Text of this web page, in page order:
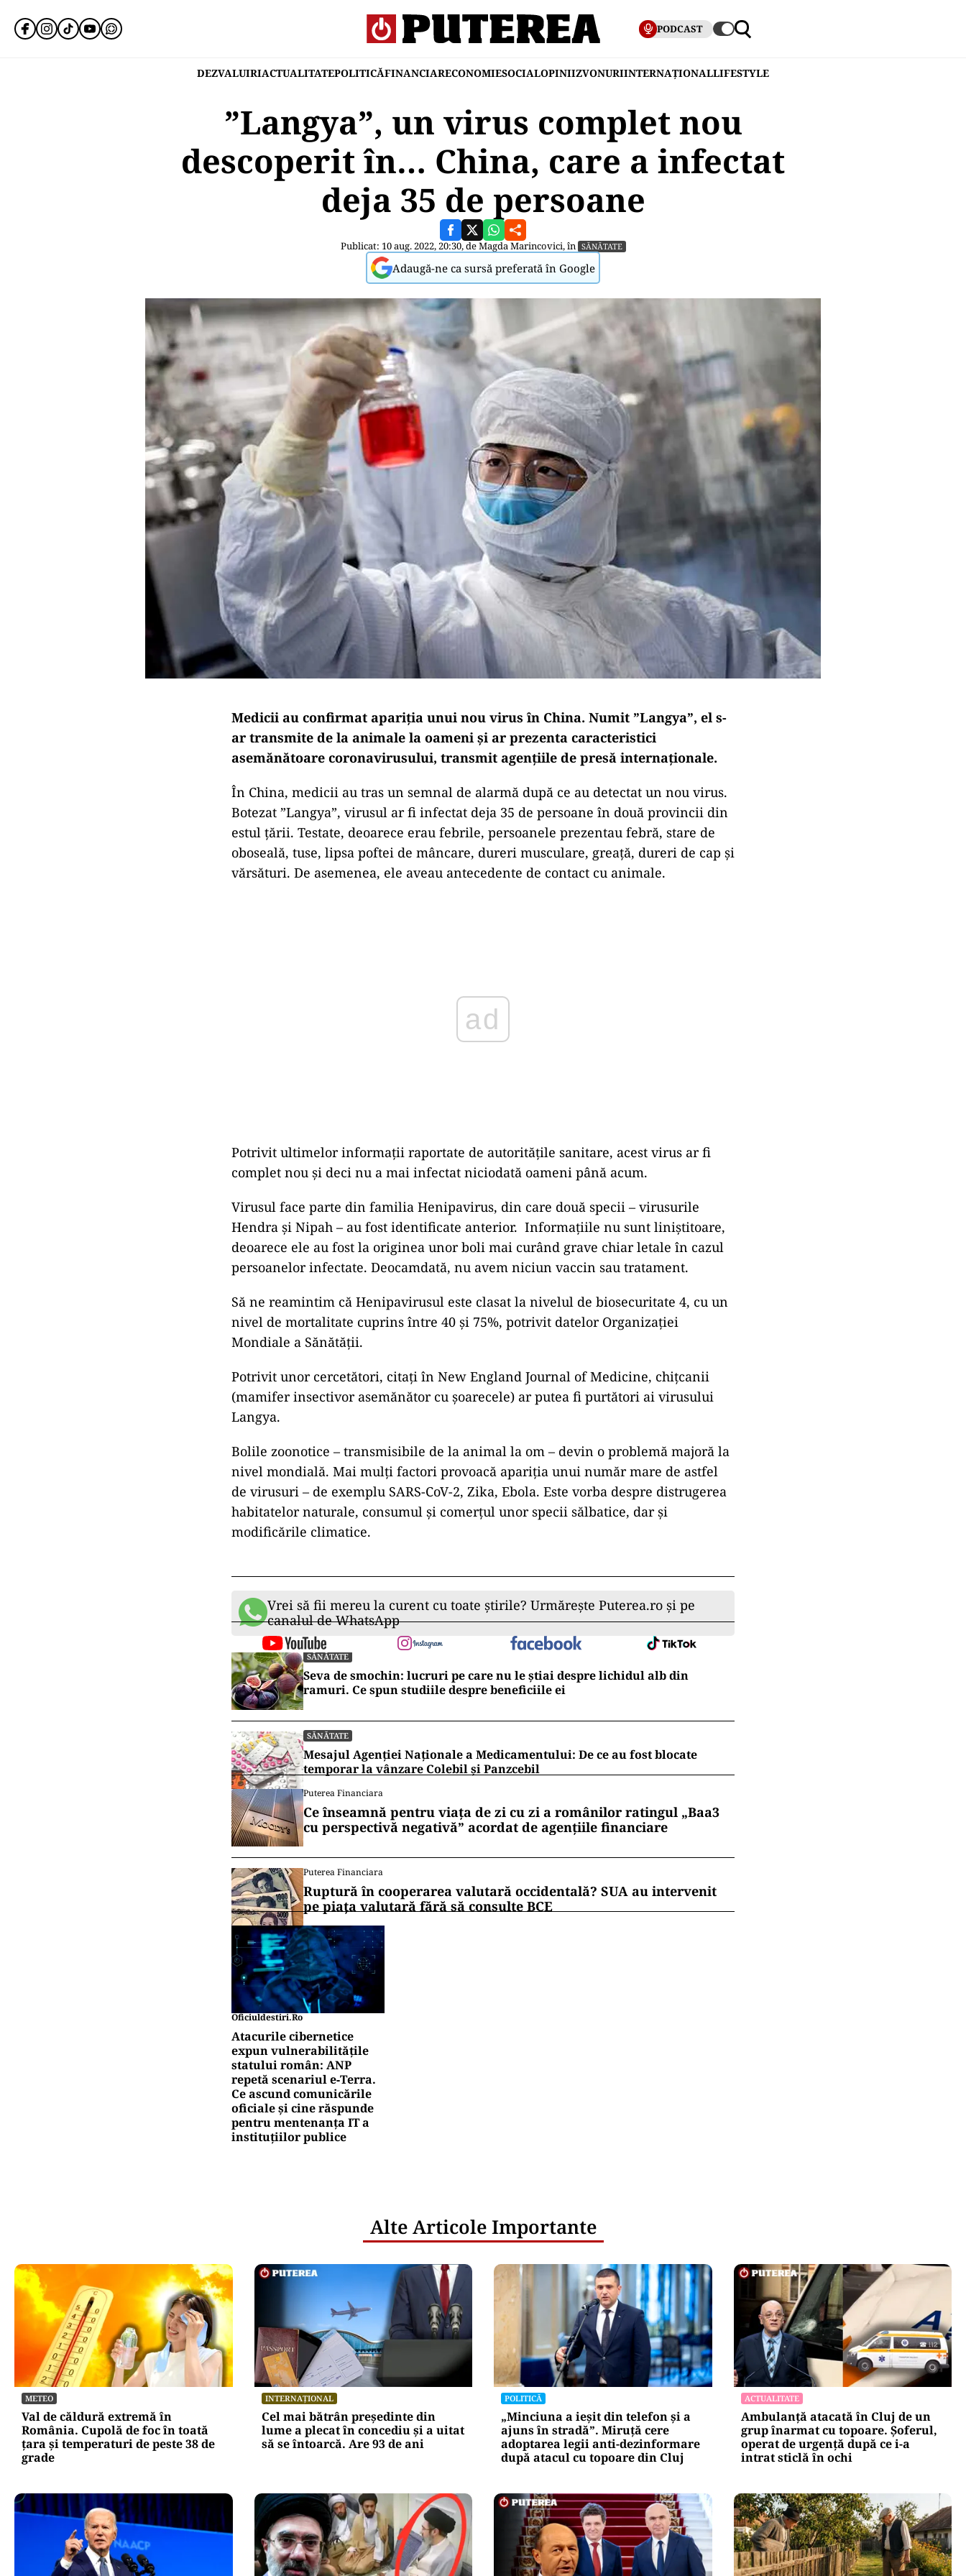
PODCAST
DEZVALUIRIACTUALITATEPOLITICĂFINANCIARECONOMIESOCIALOPINIIZVONURIINTERNAȚIONALLIFESTYLE
”Langya”, un virus complet nou
descoperit în… China, care a infectat
deja 35 de persoane
Publicat: 10 aug. 2022, 20:30, deMagda Marincovici, în SĂNĂTATE
Adaugă-ne ca sursă preferată în Google
Medicii au confirmat apariția unui nou virus în China. Numit ”Langya”, el s-
ar transmite de la animale la oameni și ar prezenta caracteristici
asemănătoare coronavirusului, transmit agențiile de presă internaționale.
În China, medicii au tras un semnal de alarmă după ce au detectat un nou virus.
Botezat ”Langya”, virusul ar fi infectat deja 35 de persoane în două provincii din
estul țării. Testate, deoarece erau febrile, persoanele prezentau febră, stare de
oboseală, tuse, lipsa poftei de mâncare, dureri musculare, greață, dureri de cap și
vărsături. De asemenea, ele aveau antecedente de contact cu animale.
Potrivit ultimelor informații raportate de autoritățile sanitare, acest virus ar fi
complet nou și deci nu a mai infectat niciodată oameni până acum.
Virusul face parte din familia Henipavirus, din care două specii – virusurile
Hendra și Nipah – au fost identificate anterior. Informațiile nu sunt liniștitoare,
deoarece ele au fost la originea unor boli mai curând grave chiar letale în cazul
persoanelor infectate. Deocamdată, nu avem niciun vaccin sau tratament.
Să ne reamintim că Henipavirusul este clasat la nivelul de biosecuritate 4, cu un
nivel de mortalitate cuprins între 40 și 75%, potrivit datelor Organizației
Mondiale a Sănătății.
Potrivit unor cercetători, citaţi în New England Journal of Medicine, chiţcanii
(mamifer insectivor asemănător cu șoarecele) ar putea fi purtători ai virusului
Langya.
Bolile zoonotice – transmisibile de la animal la om – devin o problemă majoră la
nivel mondială. Mai mulţi factori provoacă apariţia unui număr mare de astfel
de virusuri – de exemplu SARS-CoV-2, Zika, Ebola. Este vorba despre distrugerea
habitatelor naturale, consumul şi comerţul unor specii sălbatice, dar şi
modificările climatice.
Vrei să fii mereu la curent cu toate știrile? Urmărește Puterea.ro și pe
canalul de WhatsApp
SĂNĂTATE
Seva de smochin: lucruri pe care nu le știai despre lichidul alb din
ramuri. Ce spun studiile despre beneficiile ei
SĂNĂTATE
Mesajul Agenției Naționale a Medicamentului: De ce au fost blocate
temporar la vânzare Colebil și Panzcebil
Puterea Financiara
Ce înseamnă pentru viața de zi cu zi a românilor ratingul „Baa3
cu perspectivă negativă” acordat de agențiile financiare
Puterea Financiara
Ruptură în cooperarea valutară occidentală? SUA au intervenit
pe piața valutară fără să consulte BCE
Oficiuldestiri.ro
Atacurile cibernetice
expun vulnerabilitățile
statului român: ANP
repetă scenariul e‑Terra.
Ce ascund comunicările
oficiale și cine răspunde
pentru mentenanța IT a
instituțiilor publice
Alte Articole Importante
METEO
Val de căldură extremă în
România. Cupolă de foc în toată
țara și temperaturi de peste 38 de
grade
INTERNAȚIONAL
Cel mai bătrân președinte din
lume a plecat în concediu și a uitat
să se întoarcă. Are 93 de ani
POLITICĂ
„Minciuna a ieșit din telefon și a
ajuns în stradă”. Miruță cere
adoptarea legii anti-dezinformare
după atacul cu topoare din Cluj
ACTUALITATE
Ambulanță atacată în Cluj de un
grup înarmat cu topoare. Șoferul,
operat de urgență după ce i-a
intrat sticlă în ochi